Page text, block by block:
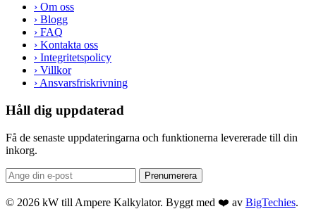
› Om oss
› Blogg
› FAQ
› Kontakta oss
› Integritetspolicy
› Villkor
› Ansvarsfriskrivning
Håll dig uppdaterad
Få de senaste uppdateringarna och funktionerna levererade till din
inkorg.
Prenumerera
© 2026 kW till Ampere Kalkylator. Byggt med ❤️ av BigTechies.